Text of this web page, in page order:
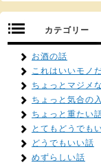
カテゴリー
お酒の話
これはいいモノ
ちょっとマジメ
ちょっと気合の
ちょっと重たい
とてもどうでも
どうでもいい話
めずらしい話